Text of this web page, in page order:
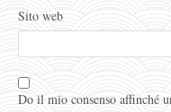
Sito web
Do il mio consenso affinché